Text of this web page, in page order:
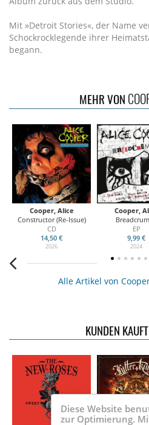
Mit »Detroit Stories«, der Name
Schockrocklegende ihrer
begann.
MEHR VON
Cooper, Alice
Constructor (Re-Issue)
CD
14,50 €
2026
Cooper,
EP
9,99 €
2024
Alle Artikel von
KUNDEN
Diese Website
zur Optimierung.